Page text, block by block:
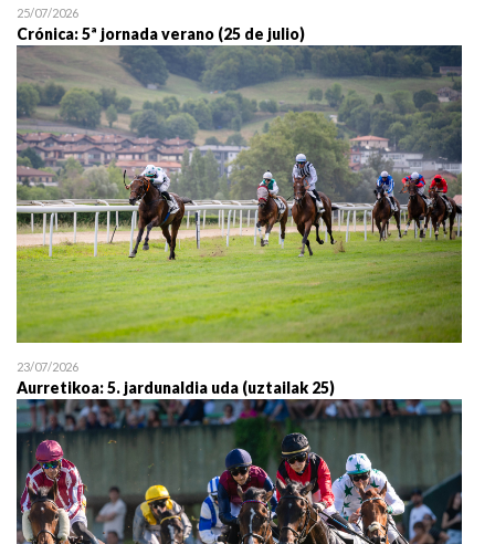
25/07/2026
Crónica: 5ª jornada verano (25 de julio)
23/07/2026
Aurretikoa: 5. jardunaldia uda (uztailak 25)